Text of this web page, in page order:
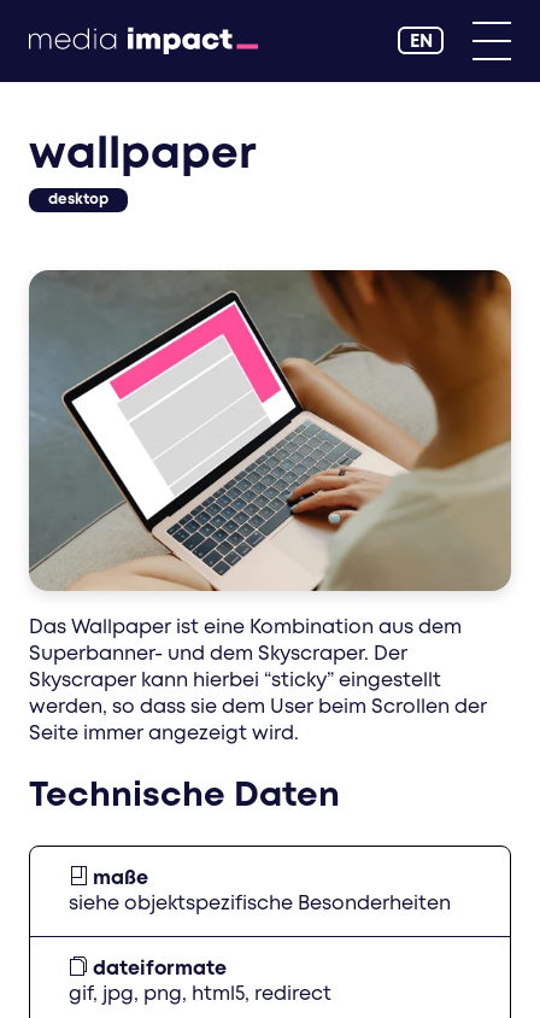
EN
wallpaper
desktop
Das Wallpaper ist eine Kombination aus dem
Superbanner- und dem Skyscraper. Der
Skyscraper kann hierbei “sticky” eingestellt
werden, so dass sie dem User beim Scrollen der
Seite immer angezeigt wird.
Technische Daten
maße
siehe objektspezifische Besonderheiten
dateiformate
gif, jpg, png, html5, redirect